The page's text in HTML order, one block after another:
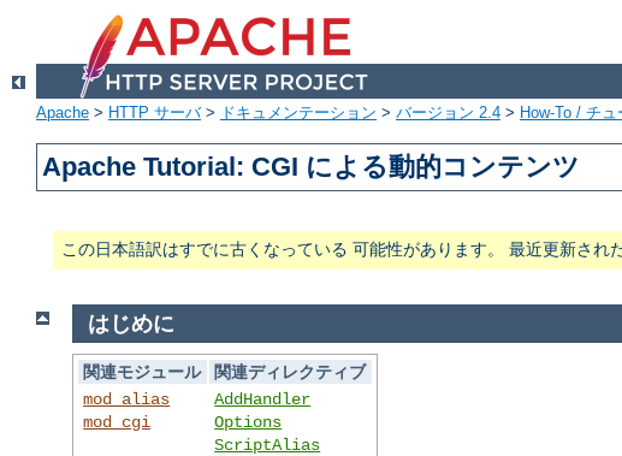
Apache > HTTP サーバ> ドキュメンテーション > バージョン 2.4 > How-To / チ
Apache Tutorial: CGI による動的コンテンツ
この日本語訳はすでに古くなっている 可能性があります。 最近更新され
はじめに
関連モジュール
関連ディレクティブ
mod_alias
mod_cgi
AddHandler
Options
ScriptAlias